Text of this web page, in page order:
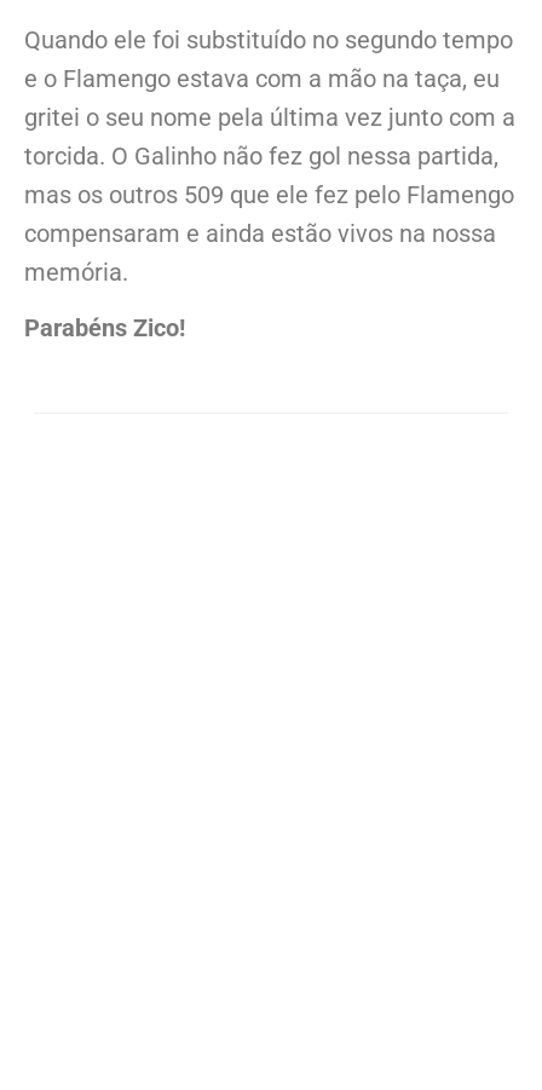
Quando ele foi substituído no segundo tempo
e o Flamengo estava com a mão na taça, eu
gritei o seu nome pela última vez junto com a
torcida. O Galinho não fez gol nessa partida,
mas os outros 509 que ele fez pelo Flamengo
compensaram e ainda estão vivos na nossa
memória.
Parabéns Zico!